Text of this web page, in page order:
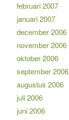
februari 2007
januari 2007
december 2006
november 2006
oktober 2006
september 2006
augustus 2006
juli 2006
juni 2006